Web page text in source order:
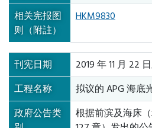
相关宪报图
则（附註）
HKM9830
刊宪日期
2019 年 11 月 22
工程名称
拟议的 APG 海底
政府公告类
根据前滨及海床